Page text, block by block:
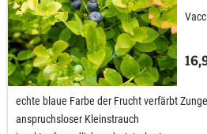
echte blaue Farbe der Frucht verfärbt
anspruchsloser Kleinstrauch